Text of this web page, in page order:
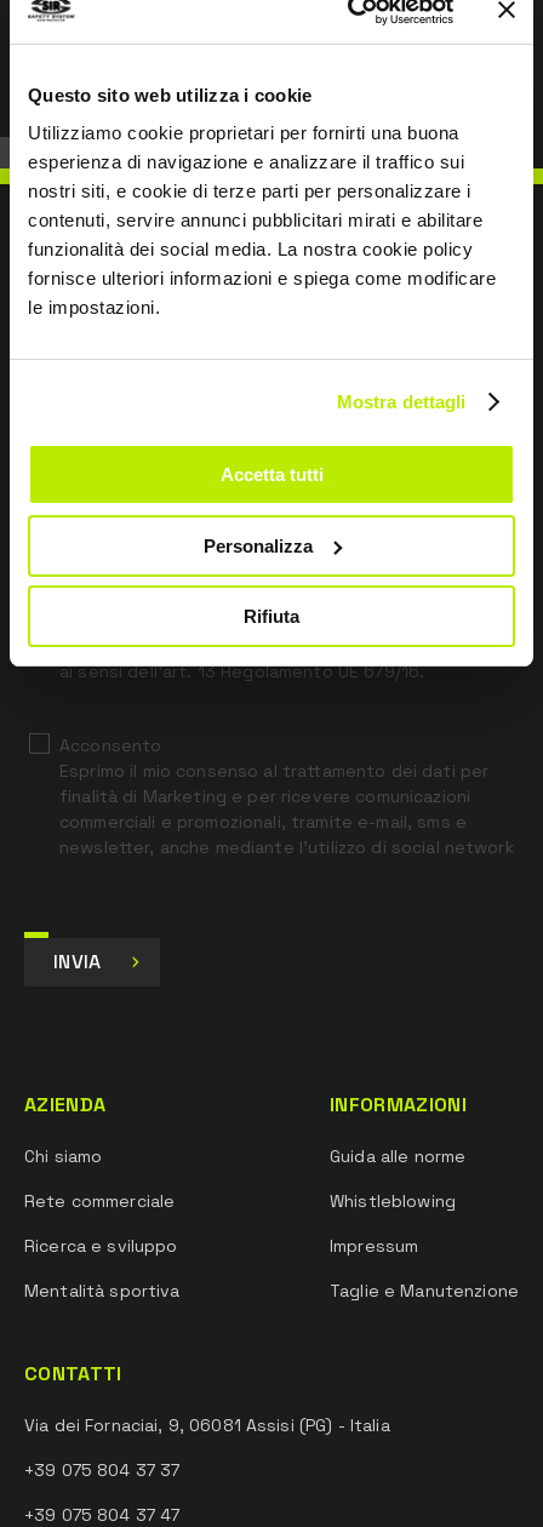
Questo sito web utilizza i cookie
Utilizziamo cookie proprietari per fornirti una buona
esperienza di navigazione e analizzare il traffico sui
nostri siti, e cookie di terze parti per personalizzare i
contenuti, servire annunci pubblicitari mirati e abilitare
funzionalità dei social media. La nostra cookie policy
fornisce ulteriori informazioni e spiega come modificare
le impostazioni.
Mostra dettagli
Accetta tutti
Personalizza
Rifiuta
Leave
field
blank
*Ho letto l’Informativa Privacy
ai sensi dell’art. 13 Regolamento UE 679/16.
Acconsento
Esprimo il mio consenso al trattamento dei dati per
finalità di Marketing e per ricevere comunicazioni
commerciali e promozionali, tramite e-mail, sms e
newsletter, anche mediante l’utilizzo di social network
INVIA
AZIENDA
Chi siamo
Rete commerciale
Ricerca e sviluppo
Mentalità sportiva
INFORMAZIONI
Guida alle norme
Whistleblowing
Impressum
Taglie e Manutenzione
CONTATTI
Via dei Fornaciai, 9, 06081 Assisi (PG) - Italia
+39 075 804 37 37
+39 075 804 37 47